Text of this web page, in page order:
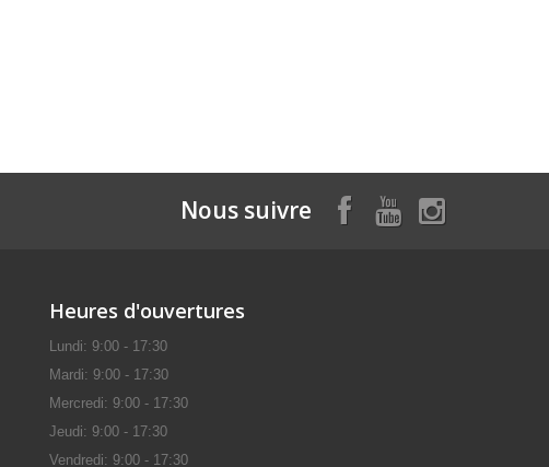
Nous suivre
Heures d'ouvertures
Lundi: 9:00 - 17:30
Mardi: 9:00 - 17:30
Mercredi: 9:00 - 17:30
Jeudi: 9:00 - 17:30
Vendredi: 9:00 - 17:30